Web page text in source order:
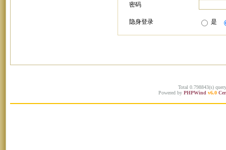
密码
隐身登录 是
Total 0.798843(s)
Powered by PHPWind v6.0